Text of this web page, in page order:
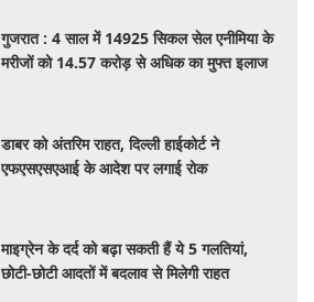
गुजरात : 4 साल में 14925 सिकल सेल एनीमिया के
मरीजों को 14.57 करोड़ से अधिक का मुफ्त इलाज
डाबर को अंतरिम राहत, दिल्ली हाईकोर्ट ने
एफएसएसएआई के आदेश पर लगाई रोक
माइग्रेन के दर्द को बढ़ा सकती हैं ये 5 गलतियां,
छोटी-छोटी आदतों में बदलाव से मिलेगी राहत